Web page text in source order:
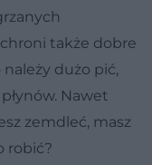
także dobre
dużo pić,
Nawet
zemdleć, masz
robić?